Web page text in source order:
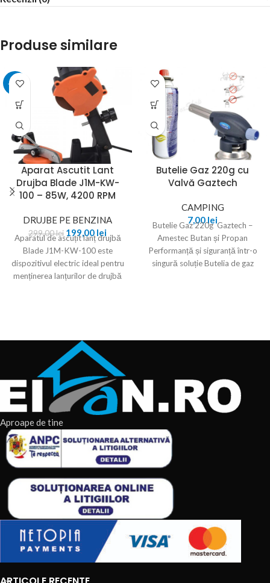
Produse similare
-33%
Aparat Ascutit Lant
Drujba Blade J1M-KW-
100 – 85W, 4200 RPM
DRUJBE PE BENZINA
299,00lei 199,00 lei
Aparatul de ascuțit lanț drujbă
Blade J1M-KW-100 este
dispozitivul electric ideal pentru
menținerea lanțurilor de drujbă
Butelie Gaz 220g cu
Valvă Gaztech
CAMPING
7,00 lei
Butelie Gaz 220g Gaztech –
Amestec Butan și Propan
Performanță și siguranță într-o
singură soluție Butelia de gaz
Aproape de tine